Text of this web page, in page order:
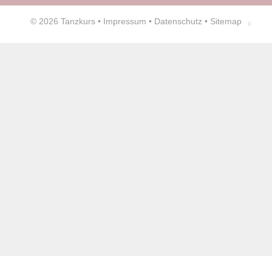
© 2026 Tanzkurs • Impressum • Datenschutz • Sitemap